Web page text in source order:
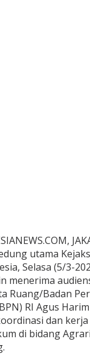
a
h
a
n
d
a
n
T
a
t
utama
Selasa (5/3-
menerima
Ruang/Badan
RI Agus
dan kerja
di bidang